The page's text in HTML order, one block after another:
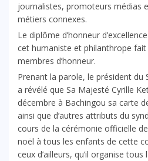
journalistes, promoteurs médias
métiers connexes.
Le diplôme d’honneur
cet humaniste et philanthrope fait
membres d’honneur.
Prenant la parole, le président du
a révélé que Sa Majesté Cyrille
décembre à Bachingou sa carte
ainsi que d’autres attributs du
cours de la cérémonie officielle
noël à tous les enfants de cette
ceux d’ailleurs, qu’il organise